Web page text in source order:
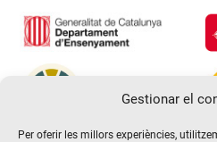
Gestionar el
Per oferir les millors experiències,